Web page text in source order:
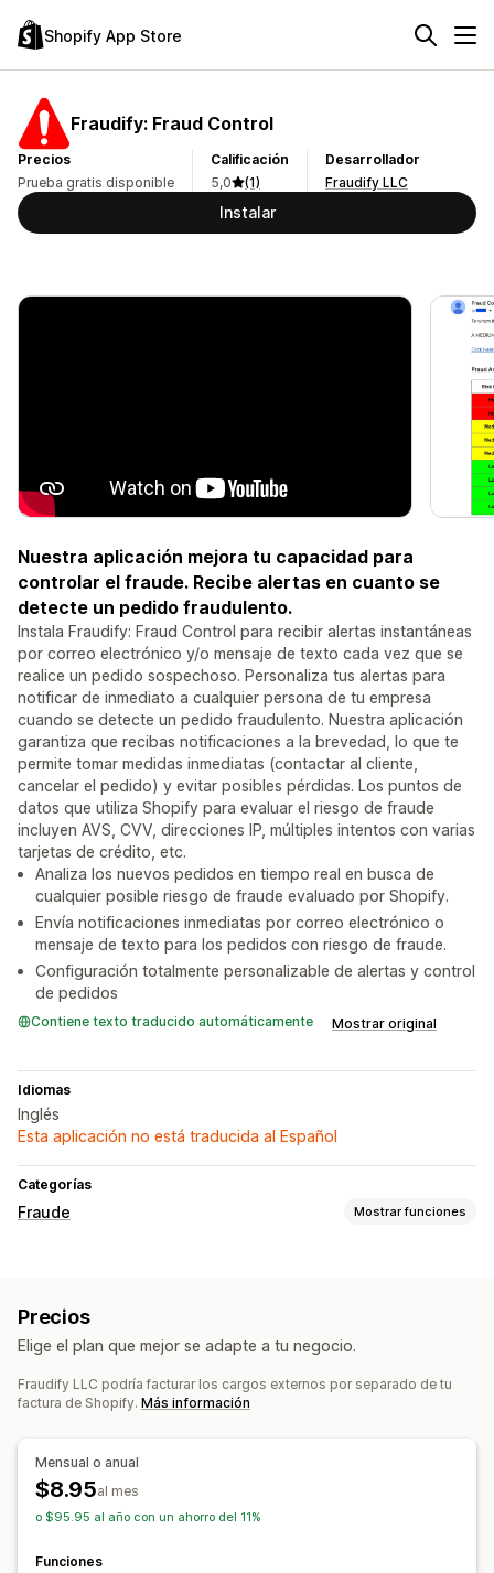
Shopify App Store
Fraudify: Fraud Control
Precios
Prueba gratis disponible
Calificación
5,0
(1)
Desarrollador
Fraudify LLC
Instalar
Nuestra aplicación mejora tu capacidad para
controlar el fraude. Recibe alertas en cuanto se
detecte un pedido fraudulento.
Instala Fraudify: Fraud Control para recibir alertas instantáneas
por correo electrónico y/o mensaje de texto cada vez que se
realice un pedido sospechoso. Personaliza tus alertas para
notificar de inmediato a cualquier persona de tu empresa
cuando se detecte un pedido fraudulento. Nuestra aplicación
garantiza que recibas notificaciones a la brevedad, lo que te
permite tomar medidas inmediatas (contactar al cliente,
cancelar el pedido) y evitar posibles pérdidas. Los puntos de
datos que utiliza Shopify para evaluar el riesgo de fraude
incluyen AVS, CVV, direcciones IP, múltiples intentos con varias
tarjetas de crédito, etc.
Analiza los nuevos pedidos en tiempo real en busca de
cualquier posible riesgo de fraude evaluado por Shopify.
Envía notificaciones inmediatas por correo electrónico o
mensaje de texto para los pedidos con riesgo de fraude.
Configuración totalmente personalizable de alertas y control
de pedidos
Contiene texto traducido automáticamente Mostrar original
Idiomas
Inglés
Esta aplicación no está traducida al Español
Categorías
Fraude Mostrar funciones
Alertas y estadísticas
Notificaciones de fraude
Notificaciones de correo electrónico
Notificaciones de SMS
Precios
Elige el plan que mejor se adapte a tu negocio.
Fraudify LLC podría facturar los cargos externos por separado de tu
factura de Shopify. Más información
Mensual o anual
$8.95al mes
o $95.95 al año con un ahorro del 11%
Funciones